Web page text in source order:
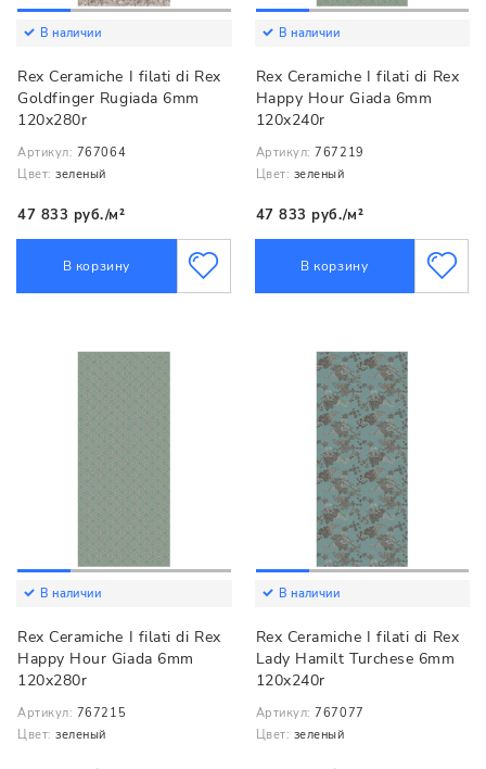
В наличии
Rex Ceramiche I filati di Rex
Goldfinger Rugiada 6mm
120x280r
Артикул: 767064
Цвет: зеленый
47 833 руб./м²
В корзину
В наличии
Rex Ceramiche I filati di Rex
Happy Hour Giada 6mm
120x240r
Артикул: 767219
Цвет: зеленый
47 833 руб./м²
В корзину
В наличии
Rex Ceramiche I filati di Rex
Happy Hour Giada 6mm
120x280r
Артикул: 767215
Цвет: зеленый
В наличии
Rex Ceramiche I filati di Rex
Lady Hamilt Turchese 6mm
120x240r
Артикул: 767077
Цвет: зеленый